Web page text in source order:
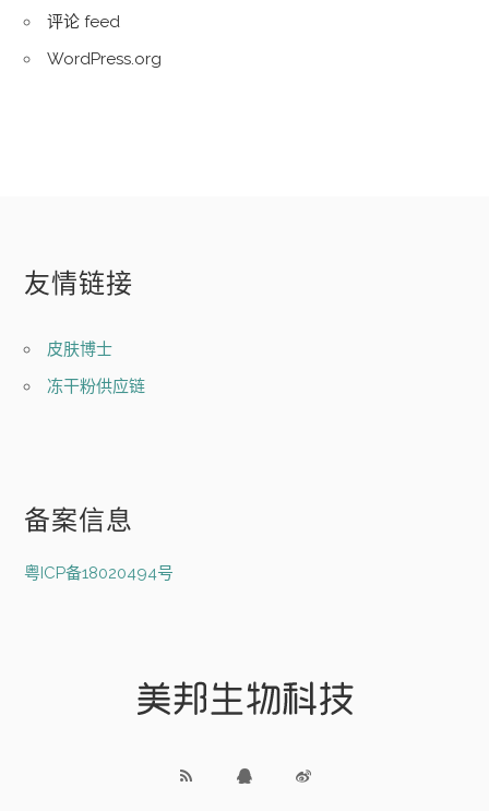
评论 feed
WordPress.org
友情链接
皮肤博士
冻干粉供应链
备案信息
粤ICP备18020494号